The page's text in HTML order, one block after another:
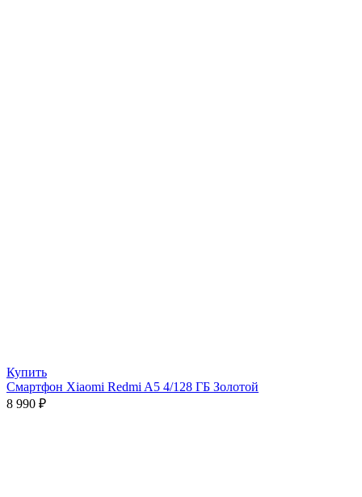
Купить
Смартфон Xiaomi Redmi A5 4/128 ГБ Золотой
8 990 ₽